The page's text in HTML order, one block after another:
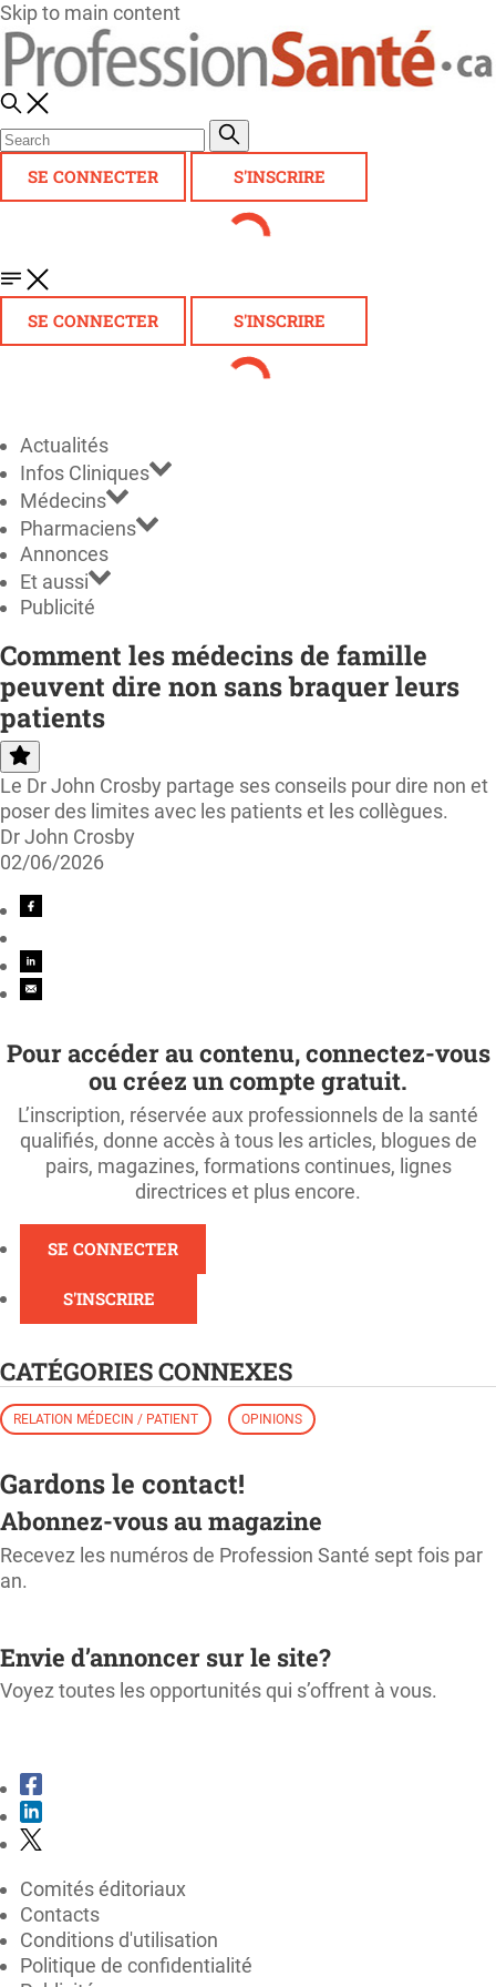
Skip to main content
SE CONNECTER S'INSCRIRE
SE CONNECTER S'INSCRIRE
Actualités
Infos Cliniques
Médecins
Pharmaciens
Annonces
Et aussi
Publicité
Comment les médecins de famille
peuvent dire non sans braquer leurs
patients
Le Dr John Crosby partage ses conseils pour dire non et
poser des limites avec les patients et les collègues.
Dr John Crosby
02/06/2026
Pour accéder au contenu, connectez-vous
ou créez un compte gratuit.
L’inscription, réservée aux professionnels de la santé
qualifiés, donne accès à tous les articles, blogues de
pairs, magazines, formations continues, lignes
directrices et plus encore.
SE CONNECTER
S'INSCRIRE
CATÉGORIES CONNEXES
RELATION MÉDECIN / PATIENT OPINIONS
Gardons le contact!
Abonnez-vous au magazine
Recevez les numéros de Profession Santé sept fois par
an.
Envie d’annoncer sur le site?
Voyez toutes les opportunités qui s’offrent à vous.
Comités éditoriaux
Contacts
Conditions d'utilisation
Politique de confidentialité